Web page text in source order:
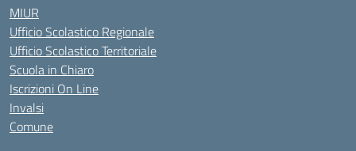
MIUR
Ufficio Scolastico Regionale
Ufficio Scolastico Territoriale
Scuola in Chiaro
Iscrizioni On Line
Invalsi
Comune